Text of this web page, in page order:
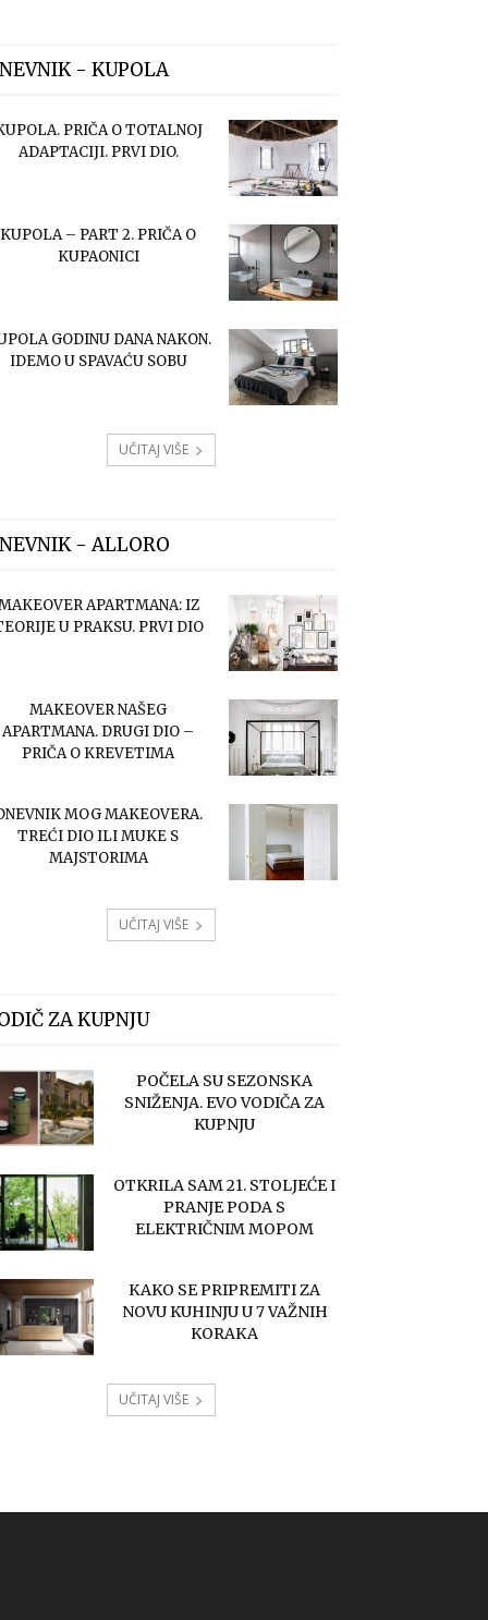
- KUPOLA
PRIČA O TOTALNOJ
ADAPTACIJI. PRVI DIO.
KUPOLA – PART 2. PRIČA O
KUPAONICI
GODINU DANA NAKON.
IDEMO U SPAVAĆU SOBU
UČITAJ VIŠE
- ALLORO
APARTMANA: IZ
U PRAKSU. PRVI DIO
MAKEOVER NAŠEG
APARTMANA. DRUGI DIO –
PRIČA O KREVETIMA
MOG MAKEOVERA.
TREĆI DIO ILI MUKE S
MAJSTORIMA
UČITAJ VIŠE
ZA KUPNJU
POČELA SU SEZONSKA
SNIŽENJA. EVO VODIČA ZA
KUPNJU
OTKRILA SAM 21. STOLJEĆE I
PRANJE PODA S
ELEKTRIČNIM MOPOM
KAKO SE PRIPREMITI ZA
NOVU KUHINJU U 7 VAŽNIH
KORAKA
UČITAJ VIŠE